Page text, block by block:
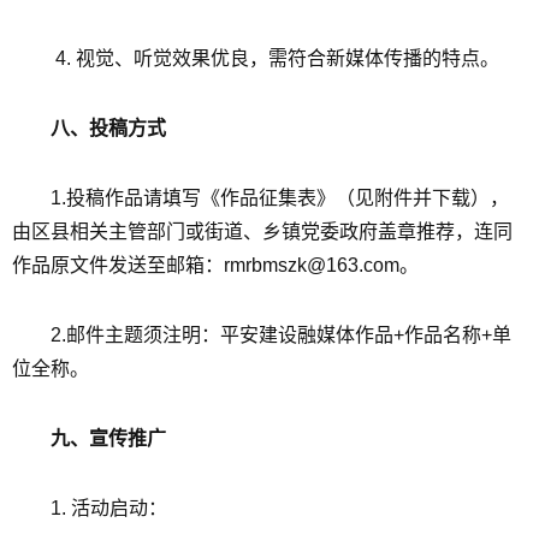
4. 视觉、听觉效果优良，需符合新媒体传播的特点。
八、投稿方式
1.投稿作品请填写《作品征集表》（见附件并下载），
由区县相关主管部门或街道、乡镇党委政府盖章推荐，连同
作品原文件发送至邮箱：rmrbmszk@163.com。
2.邮件主题须注明：平安建设融媒体作品+作品名称+单
位全称。
九、宣传推广
1. 活动启动：